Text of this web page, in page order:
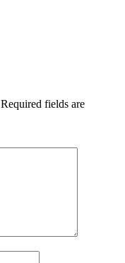
Required fields are